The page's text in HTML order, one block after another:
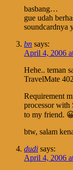
basbang…
gue udah
soundcardnya
bn says:
April 4, 2006
Hehe.. teman
TravelMate
Requirement
processor
to my friend.
btw, salam
dudi says:
April 4, 2006